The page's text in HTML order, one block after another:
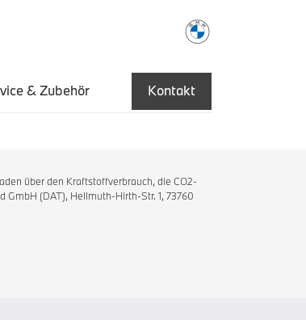
& Zubehör Kontakt
über den Kraftstoffverbrauch, die CO2-
(DAT), Hellmuth-Hirth-Str. 1, 73760